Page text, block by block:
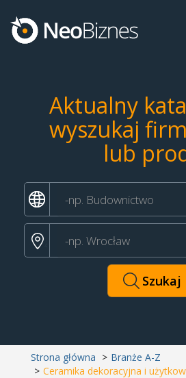
Aktualny
wyszukaj
lub
Strona główna
Branże A-Z
Ceramika dekoracyjna i